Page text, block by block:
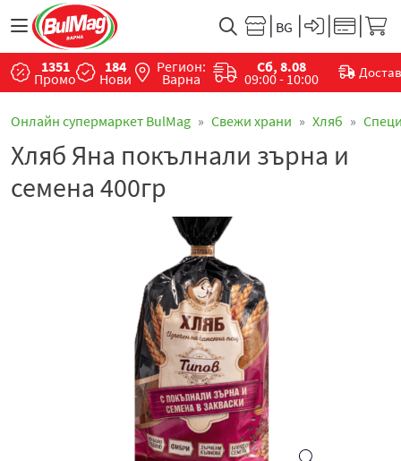
1351
Промо
184
Нови
Регион:
Варна
Сб, 8.08
09:00 - 10:00
Онлайн супермаркет BulMag Свежи храни Хляб
Хляб Яна покълнали зърна и
семена 400гр